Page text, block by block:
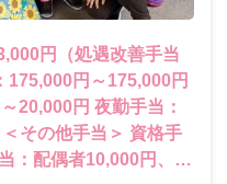
円（処遇改善手当
20,000円 夜勤手当：
：配偶者10,000円、子